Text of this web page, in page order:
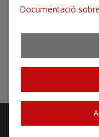
Documentació
Puede